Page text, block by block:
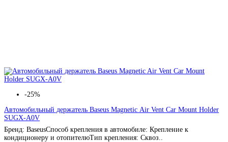
-25%
Автомобильный держатель Baseus Magnetic Air Vent Car Mount Holder
SUGX-A0V
Бренд: BaseusСпособ крепления в автомобиле: Крепление к
кондиционеру и отопителюТип крепления: Сквоз..